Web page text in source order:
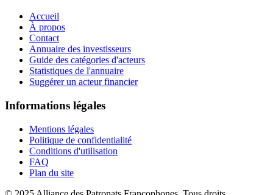
Accueil
À propos
Contact
Annuaire des investisseurs
Guide des catégories d'acteurs
Statistiques de l'annuaire
Suggérer un acteur financier
Informations légales
Mentions légales
Politique de confidentialité
Conditions d'utilisation
FAQ
Plan du site